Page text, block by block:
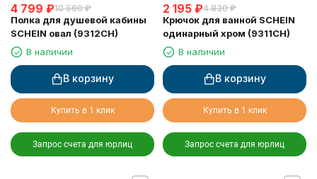
4 799 ₽10 560 ₽
Полка для душевой кабины
SCHEIN овал (9312CH)
В наличии
В корзину
Купить в 1 клик
Запрос счета для юрлиц
2 195 ₽4 830 ₽
Крючок для ванной SCHEIN
одинарный хром (9311CH)
В наличии
В корзину
Купить в 1 клик
Запрос счета для юрлиц